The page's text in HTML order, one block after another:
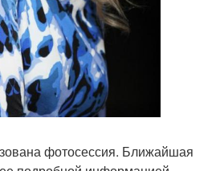
фотосессия. Ближайшая